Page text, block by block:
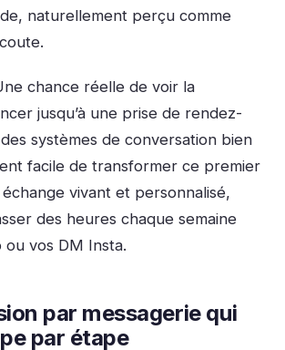
naturellement perçu comme
chance réelle de voir la
jusqu’à une prise de rendez-
systèmes de conversation bien
facile de transformer ce premier
vivant et personnalisé,
des heures chaque semaine
vos DM Insta.
par messagerie qui
par étape